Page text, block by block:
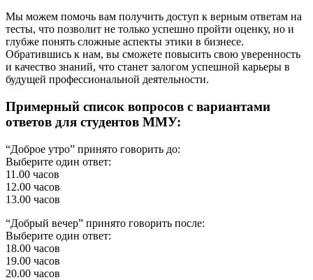
Мы можем помочь вам получить доступ к верным ответам на
тесты, что позволит не только успешно пройти оценку, но и
глубже понять сложные аспекты этики в бизнесе.
Обратившись к нам, вы сможете повысить свою уверенность
и качество знаний, что станет залогом успешной карьеры в
будущей профессиональной деятельности.
Примерный список вопросов с вариантами
ответов для студентов ММУ:
“Доброе утро” принято говорить до:
Выберите один ответ:
11.00 часов
12.00 часов
13.00 часов
“Добрый вечер” принято говорить после:
Выберите один ответ:
18.00 часов
19.00 часов
20.00 часов